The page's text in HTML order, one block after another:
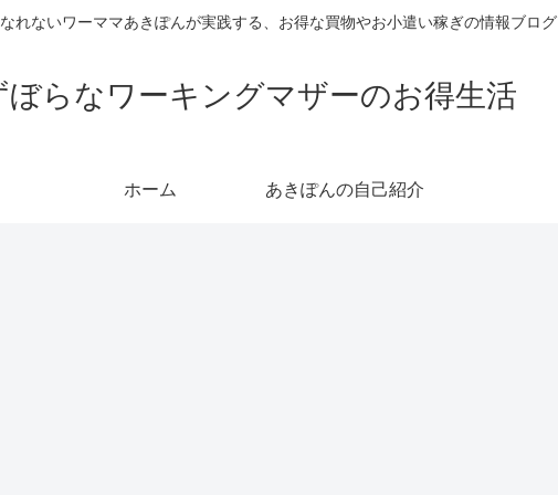
れないワーママあきぽんが実践する、お得な買物やお小遣い稼ぎの情報ブログ
ぼらなワーキングマザーのお得生活
ホーム あきぽんの自己紹介